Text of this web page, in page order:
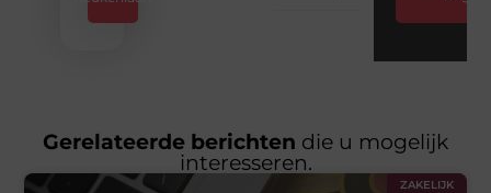
Gerelateerde berichten die u mogelijk
interesseren.
ZAKELIJK